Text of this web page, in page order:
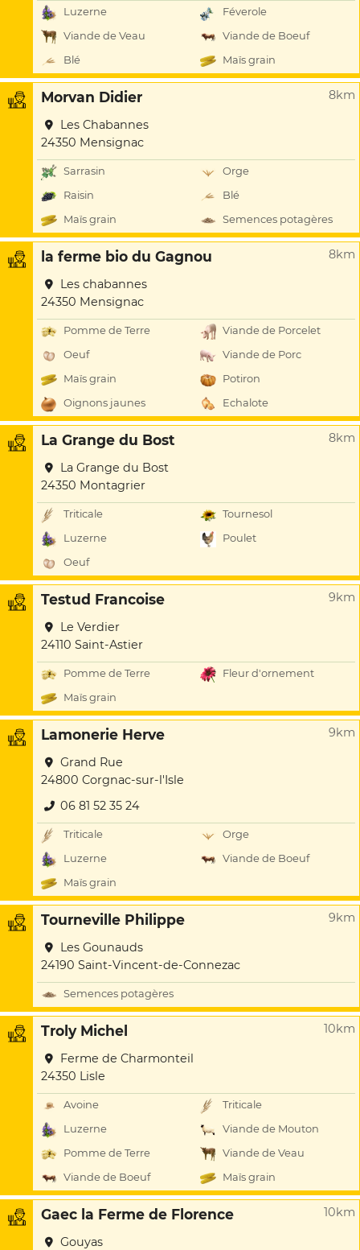
Luzerne
Féverole
Viande de Veau
Viande de Boeuf
Blé
Maïs grain
Morvan Didier 8km
Les Chabannes
24350 Mensignac
Sarrasin
Orge
Raisin
Blé
Maïs grain
Semences potagères
la ferme bio du Gagnou 8km
Les chabannes
24350 Mensignac
Pomme de Terre
Viande de Porcelet
Oeuf
Viande de Porc
Maïs grain
Potiron
Oignons jaunes
Echalote
La Grange du Bost 8km
La Grange du Bost
24350 Montagrier
Triticale
Tournesol
Luzerne
Poulet
Oeuf
Testud Francoise 9km
Le Verdier
24110 Saint-Astier
Pomme de Terre
Fleur d'ornement
Maïs grain
Lamonerie Herve 9km
Grand Rue
24800 Corgnac-sur-l'Isle
06 81 52 35 24
Triticale
Orge
Luzerne
Viande de Boeuf
Maïs grain
Tourneville Philippe 9km
Les Gounauds
24190 Saint-Vincent-de-Connezac
Semences potagères
Troly Michel 10km
Ferme de Charmonteil
24350 Lisle
Avoine
Triticale
Luzerne
Viande de Mouton
Pomme de Terre
Viande de Veau
Viande de Boeuf
Maïs grain
Gaec la Ferme de Florence 10km
Gouyas